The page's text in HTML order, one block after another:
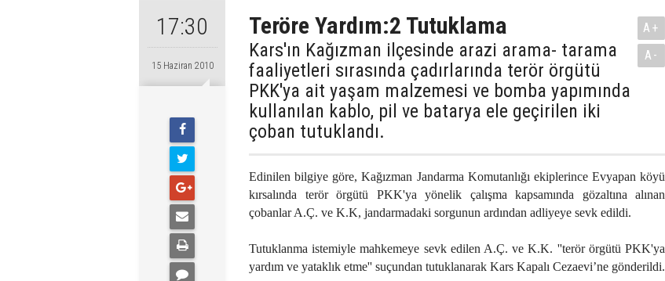
17:30
15 Haziran 2010
Teröre Yardım:2 Tutuklama
Kars'ın Kağızman ilçesinde arazi arama- tarama
faaliyetleri sırasında çadırlarında terör örgütü
PKK'ya ait yaşam malzemesi ve bomba yapımında
kullanılan kablo, pil ve batarya ele geçirilen iki
çoban tutuklandı.
A+
A-
Edinilen bilgiye göre, Kağızman Jandarma Komutanlığı ekiplerince Evyapan köyü
kırsalında terör örgütü PKK'ya yönelik çalışma kapsamında gözaltına alınan
çobanlar A.Ç. ve K.K, jandarmadaki sorgunun ardından adliyeye sevk edildi.
Tutuklanma istemiyle mahkemeye sevk edilen A.Ç. ve K.K. ''terör örgütü PKK'ya
yardım ve yataklık etme'' suçundan tutuklanarak Kars Kapalı Cezaevi’ne gönderildi.